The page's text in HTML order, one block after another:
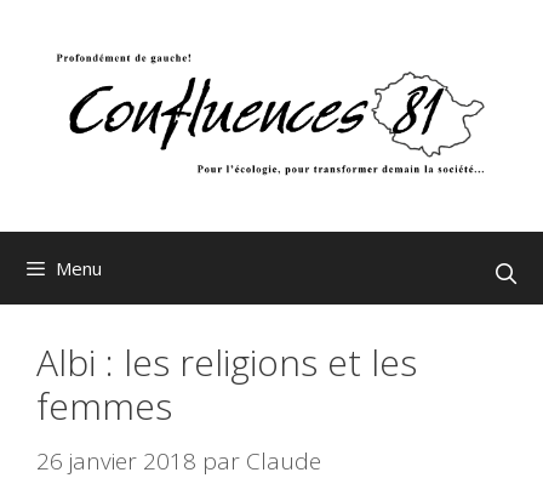
Menu
Albi : les religions et les
femmes
26 janvier 2018 par Claude